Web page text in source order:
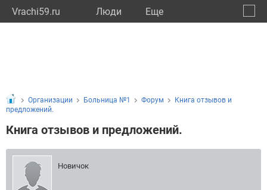
Vrachi59.ru Люди Eще
Организации Больница №1 Форум
Книга отзывов и
предложений.
Книга отзывов и предложений.
Новичок